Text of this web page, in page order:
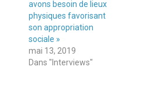
avons besoin de lieux
physiques favorisant
son appropriation
sociale »
mai 13, 2019
Dans "Interviews"